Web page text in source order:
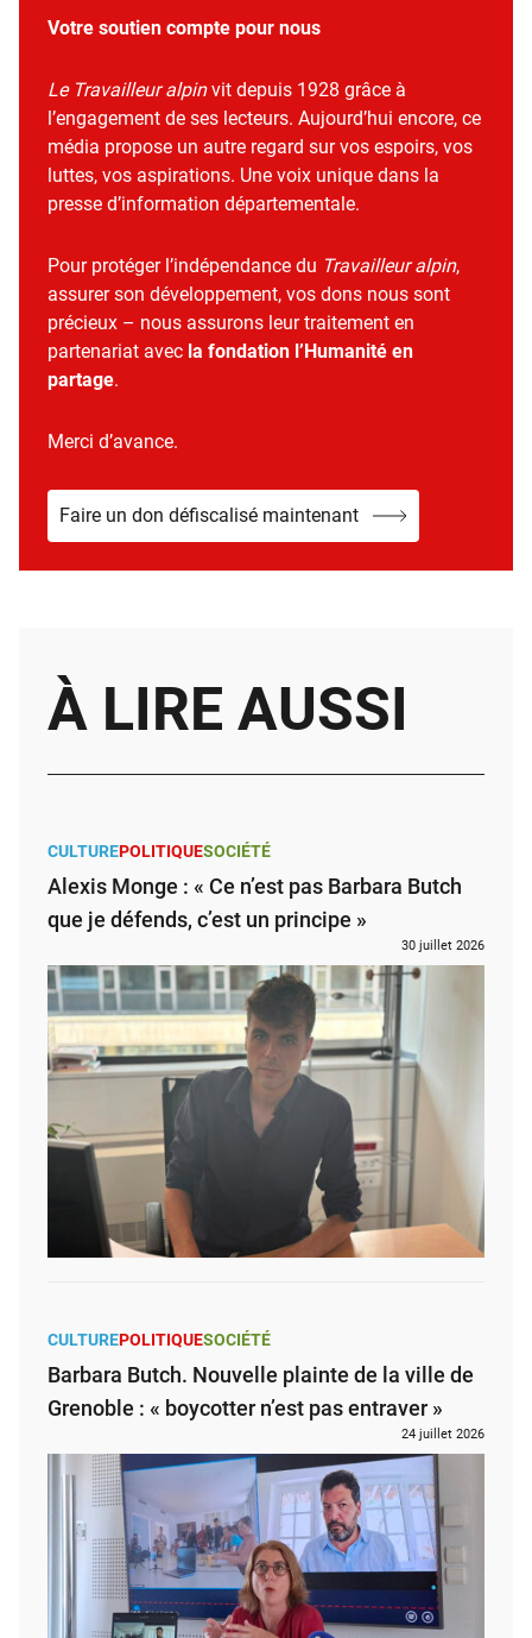
Votre soutien compte pour nous
Le Travailleur alpinvit depuis 1928 grâce à
l’engagement de ses lecteurs. Aujourd’hui encore, ce
média propose un autre regard sur vos espoirs, vos
luttes, vos aspirations. Une voix unique dans la
presse d’information départementale.
Pour protéger l’indépendance du Travailleur alpin,
assurer son développement, vos dons nous sont
précieux – nous assurons leur traitement en
partenariat avec la fondation l’Humanité en
partage.
Merci d’avance.
Faire un don défiscalisé maintenant
À LIRE AUSSI
CULTUREPOLITIQUESOCIÉTÉ
Alexis Monge : « Ce n’est pas Barbara Butch
que je défends, c’est un principe »
30 juillet 2026
CULTUREPOLITIQUESOCIÉTÉ
Barbara Butch. Nouvelle plainte de la ville de
Grenoble : « boycotter n’est pas entraver »
24 juillet 2026